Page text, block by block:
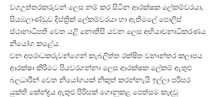
වගඋත්තරකරුවන් ලෙස නම් කර සිටින ආරක්ෂක ලේකම්වරයා,
සියඹලාණ්ඩුව දිස්ත්‍රික් ලේකම්වරයා හා ඇතිමලේ පොලිස්
ස්ථානාධිපති වෙත යළි නොතීසි යවන ලෙස අභියාචනාධිකරණය
නියෝග කළේය.
වන අපරාධකරුවන්ගෙන් කැබලිත්ත රක්ෂිත වනාන්තර කලාපය
ආරක්ෂා කිරීමට පියවරගන්නා ලෙස ආරක්ෂක ලේකම් ඇතුළු
බලධාරීන් වෙත නියෝගයක් නිකුත් කරන්නැයි ඉල්ලා පරිසර
යුක්ති කේන්ද්‍රය ඇතුළු පිරිසක් ගොනුකළ පෙත්සම කැඳවූ